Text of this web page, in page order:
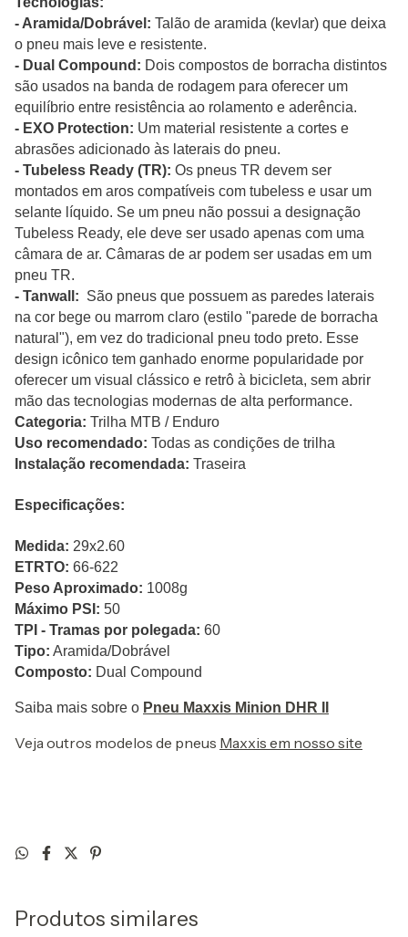
- Aramida/Dobrável: Talão de aramida (kevlar) que deixa
o pneu mais leve e resistente.
- Dual Compound: Dois compostos de borracha distintos
são usados na banda de rodagem para oferecer um
equilíbrio entre resistência ao rolamento e aderência.
- EXO Protection: Um material resistente a cortes e
abrasões adicionado às laterais do pneu.
- Tubeless Ready (TR): Os pneus TR devem ser
montados em aros compatíveis com tubeless e usar um
selante líquido. Se um pneu não possui a designação
Tubeless Ready, ele deve ser usado apenas com uma
câmara de ar. Câmaras de ar podem ser usadas em um
pneu TR.
- Tanwall: São pneus que possuem as paredes laterais
na cor bege ou marrom claro (estilo "parede de borracha
natural"), em vez do tradicional pneu todo preto. Esse
design icônico tem ganhado enorme popularidade por
oferecer um visual clássico e retrô à bicicleta, sem abrir
mão das tecnologias modernas de alta performance.
Categoria: Trilha MTB / Enduro
Uso recomendado: Todas as condições de trilha
Instalação recomendada: Traseira
Especificações:
Medida: 29x2.60
ETRTO: 66-622
Peso Aproximado: 1008g
Máximo PSI: 50
TPI - Tramas por polegada: 60
Tipo: Aramida/Dobrável
Composto: Dual Compound
Saiba mais sobre o Pneu Maxxis Minion DHR II
Veja outros modelos de pneus Maxxis em nosso site
Produtos similares